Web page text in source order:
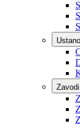
Službe
Zavodi